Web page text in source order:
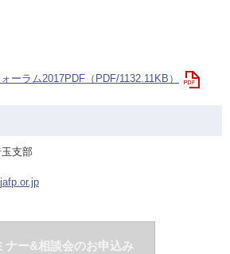
ーラム2017PDF（PDF/1132.11KB）
支部
ナー&相談会のお申込み